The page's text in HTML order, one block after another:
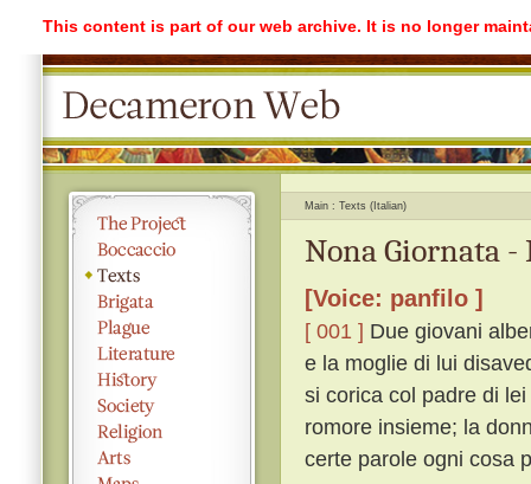
This content is part of our web archive. It is no longer
Main Texts (Italian)
Nona Giornata -
[Voice: panfilo ]
[ 001 ] Due giovani
e la moglie di lui
si corica col padre di
romore insieme; la
certe parole ogni cosa